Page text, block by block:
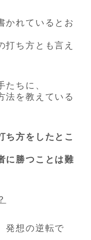
かれているとお
打ち方とも言え
たちに、
法を教えている
ち方をしたとこ
に勝つことは難
発想の逆転で